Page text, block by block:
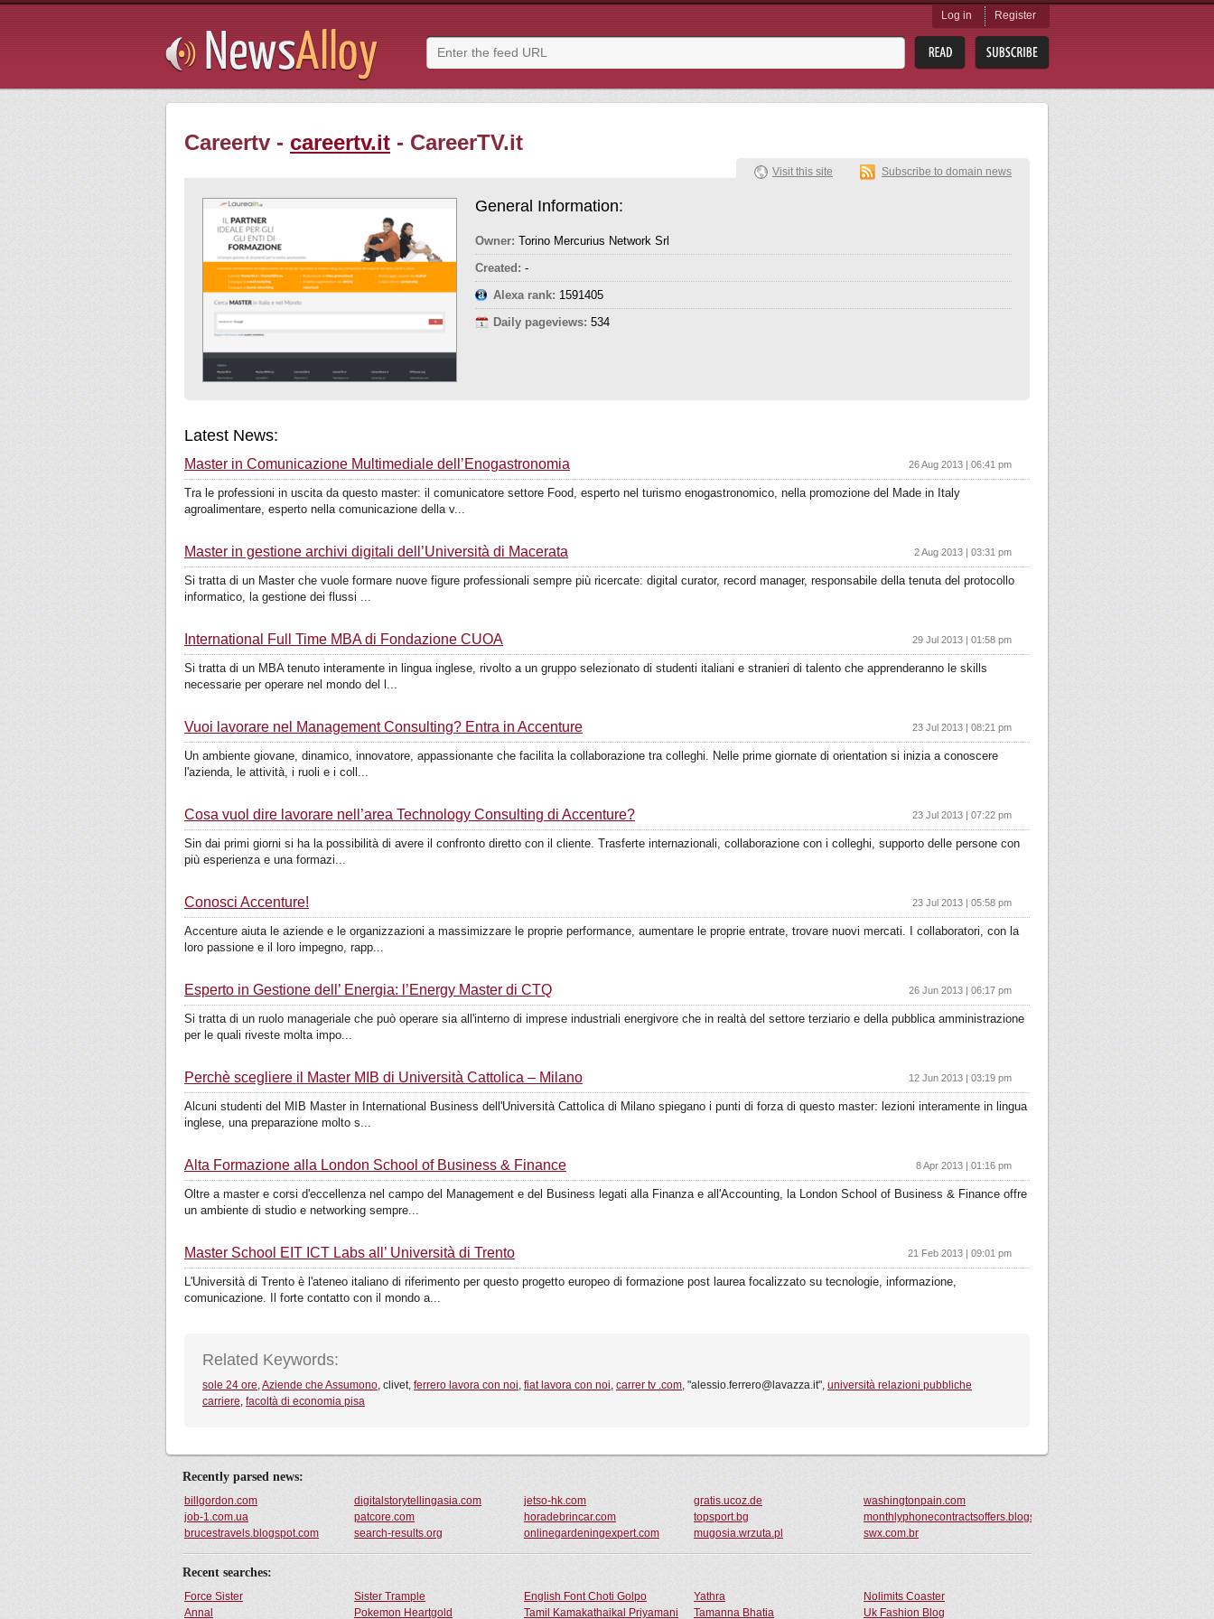
Log in Register
Careertv - careertv.it - CareerTV.it
General Information:
Owner: Torino Mercurius Network Srl
Created: -
Alexa rank: 1591405
Daily pageviews: 534
Visit this site Subscribe to domain news
Latest News:
Master in Comunicazione Multimediale dell’Enogastronomia 26 Aug 2013 | 06:41 pm
Tra le professioni in uscita da questo master: il comunicatore settore Food, esperto nel turismo enogastronomico, nella promozione del Made in Italy
agroalimentare, esperto nella comunicazione della v...
Master in gestione archivi digitali dell’Università di Macerata 2 Aug 2013 | 03:31 pm
Si tratta di un Master che vuole formare nuove figure professionali sempre più ricercate: digital curator, record manager, responsabile della tenuta del protocollo
informatico, la gestione dei flussi ...
International Full Time MBA di Fondazione CUOA 29 Jul 2013 | 01:58 pm
Si tratta di un MBA tenuto interamente in lingua inglese, rivolto a un gruppo selezionato di studenti italiani e stranieri di talento che apprenderanno le skills
necessarie per operare nel mondo del l...
Vuoi lavorare nel Management Consulting? Entra in Accenture 23 Jul 2013 | 08:21 pm
Un ambiente giovane, dinamico, innovatore, appassionante che facilita la collaborazione tra colleghi. Nelle prime giornate di orientation si inizia a conoscere
l'azienda, le attività, i ruoli e i coll...
Cosa vuol dire lavorare nell’area Technology Consulting di Accenture? 23 Jul 2013 | 07:22 pm
Sin dai primi giorni si ha la possibilità di avere il confronto diretto con il cliente. Trasferte internazionali, collaborazione con i colleghi, supporto delle persone con
più esperienza e una formazi...
Conosci Accenture! 23 Jul 2013 | 05:58 pm
Accenture aiuta le aziende e le organizzazioni a massimizzare le proprie performance, aumentare le proprie entrate, trovare nuovi mercati. I collaboratori, con la
loro passione e il loro impegno, rapp...
Esperto in Gestione dell’ Energia: l’Energy Master di CTQ 26 Jun 2013 | 06:17 pm
Si tratta di un ruolo manageriale che può operare sia all'interno di imprese industriali energivore che in realtà del settore terziario e della pubblica amministrazione
per le quali riveste molta impo...
Perchè scegliere il Master MIB di Università Cattolica – Milano 12 Jun 2013 | 03:19 pm
Alcuni studenti del MIB Master in International Business dell'Università Cattolica di Milano spiegano i punti di forza di questo master: lezioni interamente in lingua
inglese, una preparazione molto s...
Alta Formazione alla London School of Business & Finance 8 Apr 2013 | 01:16 pm
Oltre a master e corsi d'eccellenza nel campo del Management e del Business legati alla Finanza e all'Accounting, la London School of Business & Finance offre
un ambiente di studio e networking sempre...
Master School EIT ICT Labs all’ Università di Trento 21 Feb 2013 | 09:01 pm
L'Università di Trento è l'ateneo italiano di riferimento per questo progetto europeo di formazione post laurea focalizzato su tecnologie, informazione,
comunicazione. Il forte contatto con il mondo a...
Related Keywords:
sole 24 ore,Aziende che Assumono, clivet, ferrero lavora con noi, fiat lavora con noi, carrer tv .com, "alessio.ferrero@lavazza.it", università relazioni pubbliche
carriere, facoltà di economia pisa
Recently parsed news:
billgordon.com digitalstorytellingasia.com jetso-hk.com gratis.ucoz.de
washingtonpain.com
job-1.com.ua
patcore.com horadebrincar.com topsport.bg
monthlyphonecontractsoffers.blogspot.com
brucestravels.blogspot.com
search-results.org onlinegardeningexpert.com mugosia.wrzuta.pl swx.com.br
Recent searches:
Force Sister Sister Trample English Font Choti Golpo Yathra
Nolimits Coaster
Annal
Pokemon Heartgold Tamil Kamakathaikal Priyamani Tamanna Bhatia Uk Fashion Blog